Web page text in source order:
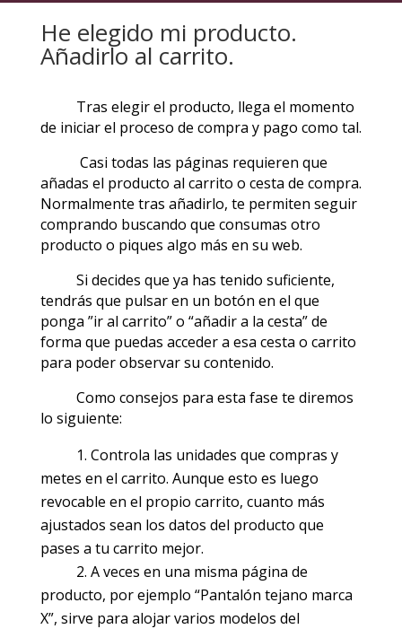
He elegido mi producto.
Añadirlo al carrito.
Tras elegir el producto, llega el momento
de iniciar el proceso de compra y pago como tal.
Casi todas las páginas requieren que
añadas el producto al carrito o cesta de compra.
Normalmente tras añadirlo, te permiten seguir
comprando buscando que consumas otro
producto o piques algo más en su web.
Si decides que ya has tenido suficiente,
tendrás que pulsar en un botón en el que
ponga ”ir al carrito” o “añadir a la cesta” de
forma que puedas acceder a esa cesta o carrito
para poder observar su contenido.
Como consejos para esta fase te diremos
lo siguiente:
Controla las unidades que compras y
metes en el carrito. Aunque esto es luego
revocable en el propio carrito, cuanto más
ajustados sean los datos del producto que
pases a tu carrito mejor.
A veces en una misma página de
producto, por ejemplo “Pantalón tejano marca
X”, sirve para alojar varios modelos del